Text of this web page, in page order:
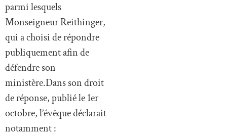
parmi lesquels
Monseigneur Reithinger,
qui a choisi de répondre
publiquement afin de
défendre son
ministère.Dans son droit
de réponse, publié le 1er
octobre, l’évêque déclarait
notamment :